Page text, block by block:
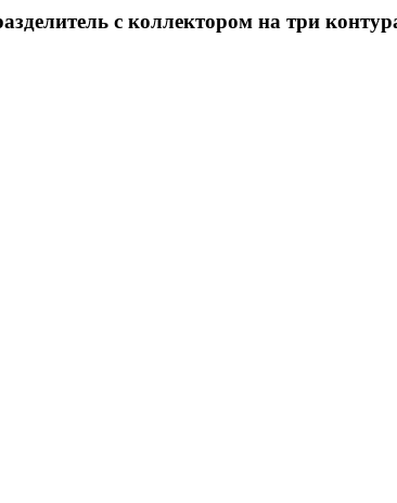
с коллектором на три